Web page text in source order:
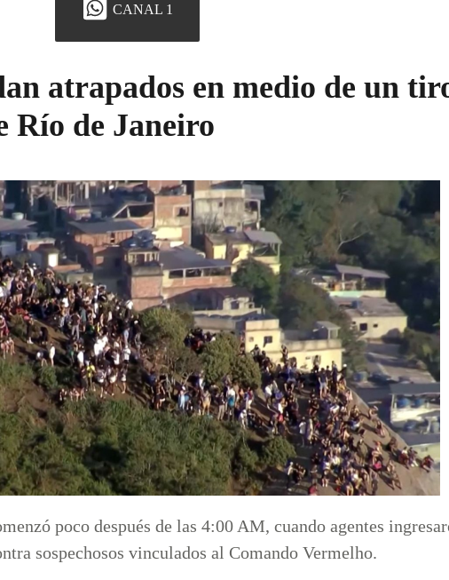
CANAL 1
atrapados en medio de un
Río de Janeiro
poco después de las 4:00 AM, cuando agentes
sospechosos vinculados al Comando Vermelho.